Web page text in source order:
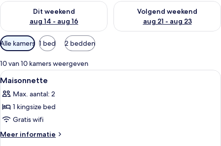
Dit weekend
aug 14 - aug 16
De beschikbaarheid controleren voor dit weekend aug 14 -
Volgend weekend
aug 21 - aug 23
De beschikbaarheid
Beschikbare
filters
voor
kamers
Alle kamers 1 bed 2 bedden
10 van 10 kamers weergeven
Alle
foto's
voor
Maisonnette
laden
Een slaapkamer met behang met
4
Maisonnette
Max. aantal: 2
1 kingsize bed
Gratis wifi
Meer informatie
Meer